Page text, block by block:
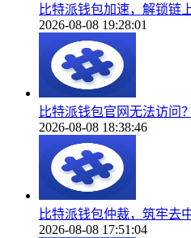
比特派钱包加速，解锁链
2026-08-08 19:28:01
比特派钱包官网无法访问
2026-08-08 18:38:46
比特派钱包仲裁，筑牢去
2026-08-08 17:51:04